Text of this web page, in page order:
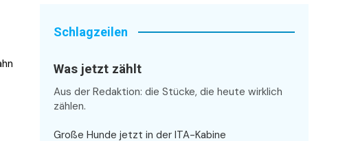
Schlagzeilen
Was jetzt zählt
Aus der Redaktion: die Stücke, die heute wirklich
zählen.
Große Hunde jetzt in der ITA-Kabine